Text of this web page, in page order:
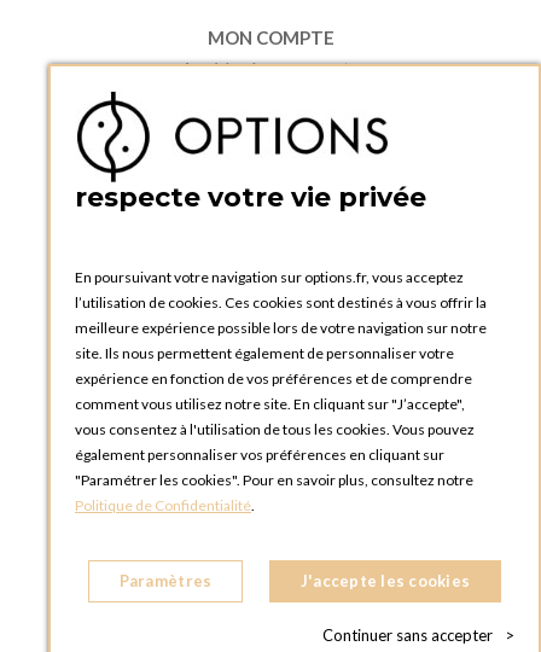
MON COMPTE
Accéder à mon compte
Créer un compte
PRATIQUE
Catalogues et bons de commande
Tutoriels
OPTIONS LUXEMBOURG
13 rue Paul Rischard
5324 Contern
LUXEMBOURG
BOUTIQUE OPTIONS LUXEMBOURG
L - 1842 HOWALD LUXEMBOURG
respecte votre vie privée
En poursuivant votre navigation sur options.fr, vous acceptez
l’utilisation de cookies. Ces cookies sont destinés à vous offrir la
meilleure expérience possible lors de votre navigation sur notre
site. Ils nous permettent également de personnaliser votre
expérience en fonction de vos préférences et de comprendre
comment vous utilisez notre site. En cliquant sur "J’accepte",
vous consentez à l'utilisation de tous les cookies. Vous pouvez
également personnaliser vos préférences en cliquant sur
"Paramétrer les cookies". Pour en savoir plus, consultez notre
Politique de Confidentialité.
Paramètres J'accepte les cookies
Continuer sans accepter >